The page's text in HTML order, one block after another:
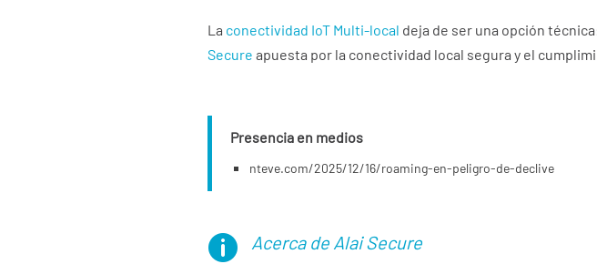
La conectividad IoT Multi-local deja de ser una opción
Secure apuesta por la conectividad local segura y el
Presencia en medios
nteve.com/2025/12/16/roaming-en-peligro-de-declive
 Acerca de Alai Secure